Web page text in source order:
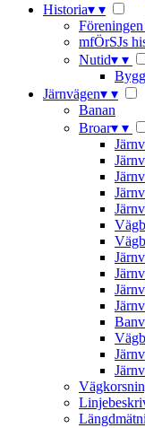
Historia▾ ▾
mfÖrSJs
Nutid▾ ▾
Järnvägen▾ ▾
Banan
Broar▾ ▾